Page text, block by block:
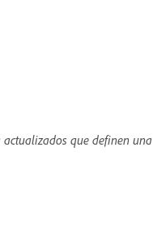
que definen una